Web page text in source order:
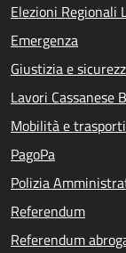
Elezioni Regionali
Emergenza
Giustizia e
Lavori Cassanese
Mobilità e trasporti
PagoPa
Polizia
Referendum
Referendum